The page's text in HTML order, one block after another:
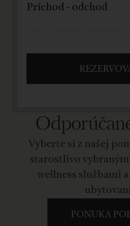
Vyberte si z našej
starostlivo
wellness službami
PONUKA